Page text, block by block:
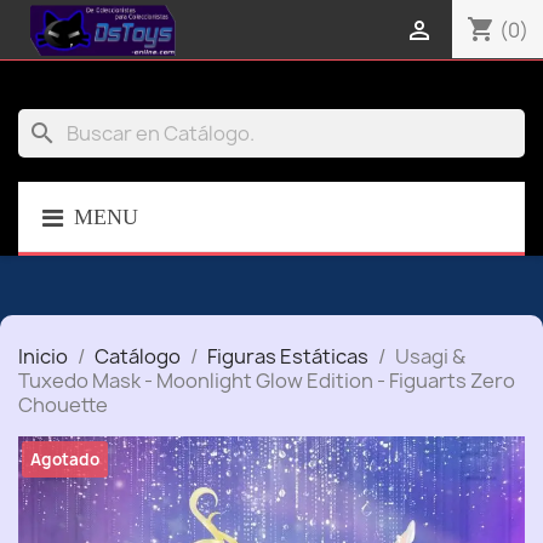
shopping_cart (0)

search
MENU
Inicio Catálogo Figuras Estáticas
Usagi &
Tuxedo Mask - Moonlight Glow Edition - Figuarts Zero
Chouette
Agotado